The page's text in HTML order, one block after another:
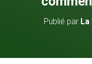
Publié par La